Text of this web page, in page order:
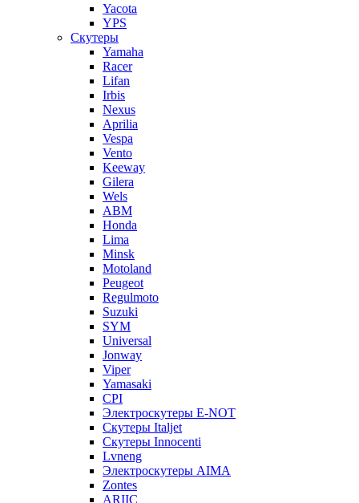
Yacota
YPS
Скутеры
Yamaha
Racer
Lifan
Irbis
Nexus
Aprilia
Vespa
Vento
Keeway
Gilera
Wels
ABM
Honda
Lima
Minsk
Motoland
Peugeot
Regulmoto
Suzuki
SYM
Universal
Jonway
Viper
Yamasaki
CPI
Электроскутеры E-NOT
Скутеры Italjet
Скутеры Innocenti
Lvneng
Электроскутеры AIMA
Zontes
ARIIC